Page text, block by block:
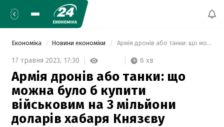
Економіка Новини економіки Армія дронів або танки: що можна було б купити військовим на 3 мільйони доларів хабаря Князєву
17 травня 2023, 17:30 6 хв
Армія дронів або танки: що
можна було б купити
військовим на 3 мільйони
доларів хабаря Князєву